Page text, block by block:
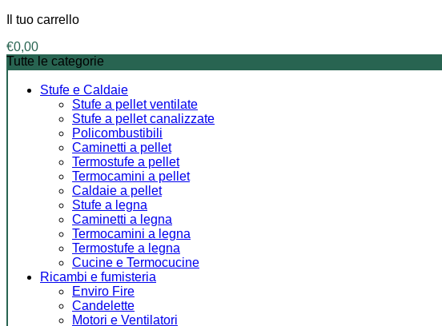
Il tuo carrello
€0,00
Tutte le categorie
Stufe e Caldaie
Stufe a pellet ventilate
Stufe a pellet canalizzate
Policombustibili
Caminetti a pellet
Termostufe a pellet
Termocamini a pellet
Caldaie a pellet
Stufe a legna
Caminetti a legna
Termocamini a legna
Termostufe a legna
Cucine e Termocucine
Ricambi e fumisteria
Enviro Fire
Candelette
Motori e Ventilatori